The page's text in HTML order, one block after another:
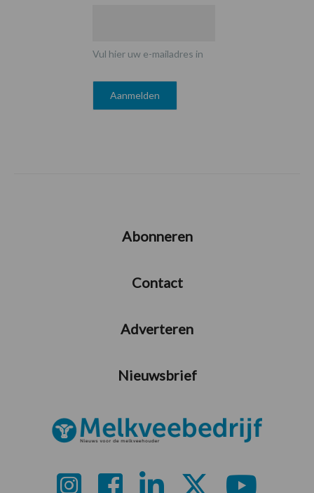
Vul hier uw e-mailadres in
Abonneren
Contact
Adverteren
Nieuwsbrief